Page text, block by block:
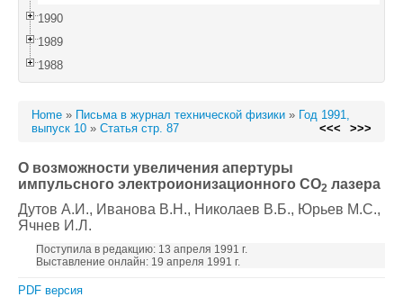
1990
1989
1988
Home » Письма в журнал технической физики » Год 1991,
выпуск 10 » Статья стр. 87 <<< >>>
О возможности увеличения апертуры
импульсного электроионизационного CO2 лазера
Дутов А.И., Иванова В.Н., Николаев В.Б., Юрьев М.С.,
Ячнев И.Л.
Поступила в редакцию: 13 апреля 1991 г.
Выставление онлайн: 19 апреля 1991 г.
PDF версия